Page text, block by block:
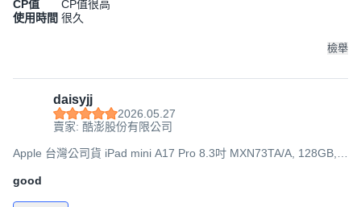
CP值
CP值很高
使用時間 很久
檢舉
daisyjj
2026.05.27
賣家: 酷澎股份有限公司
Apple 台灣公司貨 iPad mini A17 Pro 8.3吋 MXN73TA/A, 128GB,
good